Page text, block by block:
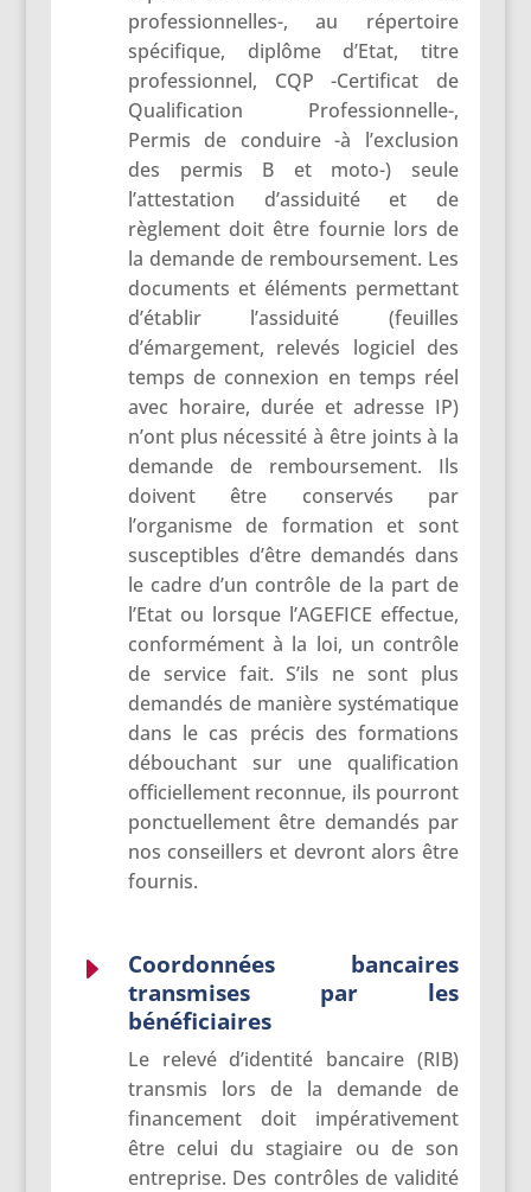
professionnelles-, au répertoire
spécifique, diplôme d’Etat, titre
professionnel, CQP -Certificat de
Qualification Professionnelle-,
Permis de conduire -à l’exclusion
des permis B et moto-) seule
l’attestation d’assiduité et de
règlement doit être fournie lors de
la demande de remboursement. Les
documents et éléments permettant
d’établir l’assiduité (feuilles
d’émargement, relevés logiciel des
temps de connexion en temps réel
avec horaire, durée et adresse IP)
n’ont plus nécessité à être joints à la
demande de remboursement. Ils
doivent être conservés par
l’organisme de formation et sont
susceptibles d’être demandés dans
le cadre d’un contrôle de la part de
l’Etat ou lorsque l’AGEFICE effectue,
conformément à la loi, un contrôle
de service fait. S’ils ne sont plus
demandés de manière systématique
dans le cas précis des formations
débouchant sur une qualification
officiellement reconnue, ils pourront
ponctuellement être demandés par
nos conseillers et devront alors être
fournis.
E
Coordonnées bancaires
transmises par les
bénéficiaires
Le relevé d’identité bancaire (RIB)
transmis lors de la demande de
financement doit impérativement
être celui du stagiaire ou de son
entreprise. Des contrôles de validité